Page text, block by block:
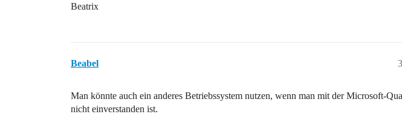
Beatrix
Beabel 3
Man könnte auch ein anderes Betriebssystem nutzen, wenn man mit der Microsoft-
nicht einverstanden ist.